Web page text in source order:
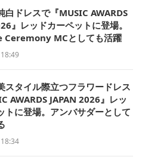
白ドレスで『MUSIC AWARDS
』レッドカーペットに登場。
MCとしても活躍
スタイル際立つフラワードレス
AWARDS JAPAN 2026』レッ
トに登場。アンバサダーとして